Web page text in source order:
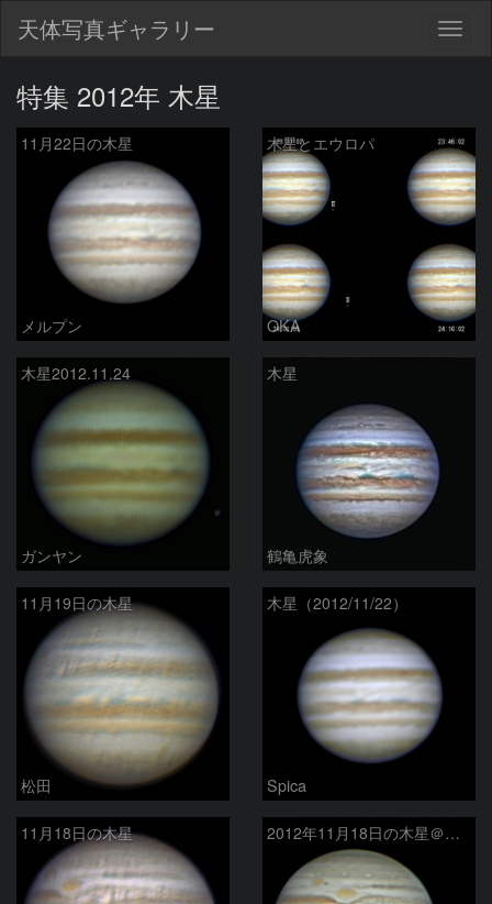
天体写真ギャラリー
特集 2012年 木星
11月22日の木星
メルプン
木星とエウロパ
OKA
木星2012.11.24
ガンヤン
木星
鶴亀虎象
11月19日の木星
松田
木星（2012/11/22）
Spica
11月18日の木星 2012年11月18日の木星＠梶ヶ森キャンプ場